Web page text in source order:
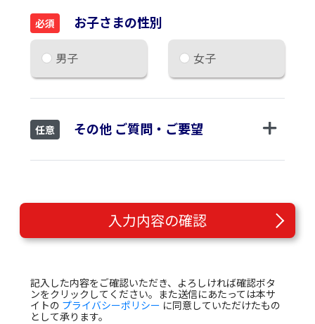
必須 お子さまの性別
男子 女子
任意 その他 ご質問・ご要望
入力内容の確認
記入した内容をご確認いただき、よろしければ確認ボタ
ンをクリックしてください。また送信にあたっては本サ
イトの プライバシーポリシー に同意していただけたもの
として承ります。